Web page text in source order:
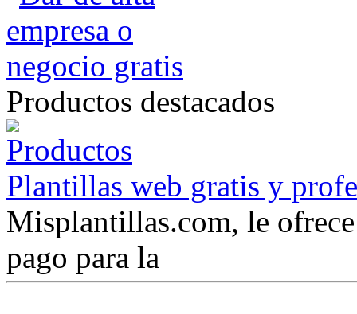
Productos destacados
Plantillas web gratis y
Misplantillas.com, le
pago para la